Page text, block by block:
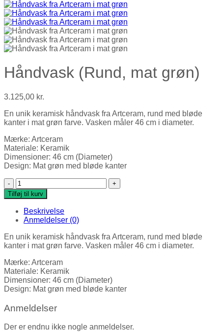
Håndvask (Rund, mat grøn)
3.125,00 kr.
En unik keramisk håndvask fra Artceram, rund med bløde
kanter i mat grøn farve. Vasken måler 46 cm i diameter.
Mærke: Artceram
Materiale: Keramik
Dimensioner: 46 cm (Diameter)
Design: Mat grøn med bløde kanter
Håndvask (Rund, mat grøn) antal
Tilføj til kurv
Beskrivelse
Anmeldelser (0)
En unik keramisk håndvask fra Artceram, rund med bløde
kanter i mat grøn farve. Vasken måler 46 cm i diameter.
Mærke: Artceram
Materiale: Keramik
Dimensioner: 46 cm (Diameter)
Design: Mat grøn med bløde kanter
Anmeldelser
Der er endnu ikke nogle anmeldelser.